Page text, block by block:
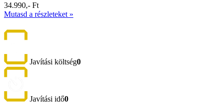
34.990,- Ft
Mutasd a részleteket »
Javítási költség0
Javítási idő0